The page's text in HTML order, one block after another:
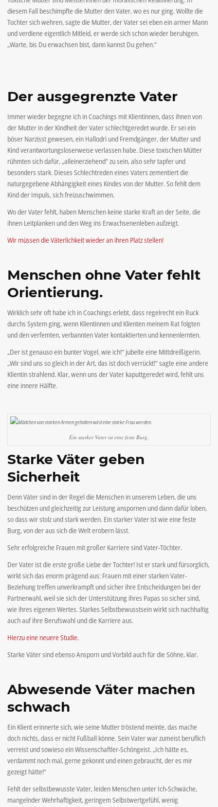
diesem Fall beschimpfte die Mutter den Vater, wo es nur ging. Wollte die
Tochter sich wehren, sagte die Mutter, der Vater sei eben ein armer Mann
und verdiene eigentlich Mitleid, er werde sich schon wieder beruhigen.
„Warte, bis Du erwachsen bist, dann kannst Du gehen.“
Der ausgegrenzte Vater
Immer wieder begegne ich in Coachings mit Klientinnen, dass ihnen von
der Mutter in der Kindheit der Vater schlechtgeredet wurde. Er sei ein
böser Narzisst gewesen, ein Hallodri und Fremdgänger, der Mutter und
Kind verantwortungsloserweise verlassen habe. Diese toxischen Mütter
rühmten sich dafür, „alleinerziehend“ zu sein, also sehr tapfer und
besonders stark. Dieses Schlechtreden eines Vaters zementiert die
naturgegebene Abhängigkeit eines Kindes von der Mutter. So fehlt dem
Kind der Impuls, sich freizuschwimmen.
Wo der Vater fehlt, haben Menschen keine starke Kraft an der Seite, die
ihnen Leitplanken und den Weg ins Erwachsenenleben aufzeigt.
Wir müssen die Väterlichkeit wieder an ihren Platz stellen!
Menschen ohne Vater fehlt
Orientierung.
Wirklich sehr oft habe ich in Coachings erlebt, dass regelrecht ein Ruck
durchs System ging, wenn Klientinnen und Klienten meinem Rat folgten
und den verfemten, verbannten Vater kontaktierten und kennenlernten.
„Der ist genauso ein bunter Vogel, wie ich!“ jubelte eine Mittdreißigerin.
„Wir sind uns so gleich in der Art, das ist doch verrückt!“ sagte eine andere
Klientin strahlend. Klar, wenn uns der Vater kaputtgeredet wird, fehlt uns
eine innere Hälfte.
Ein starker Vater ist eine feste Burg.
Starke Väter geben
Sicherheit
Denn Väter sind in der Regel die Menschen in unserem Leben, die uns
beschützen und gleichzeitig zur Leistung anspornen und dann dafür loben,
so dass wir stolz und stark werden. Ein starker Vater ist wie eine feste
Burg, von der aus sich die Welt erobern lässt.
Sehr erfolgreiche Frauen mit großer Karriere sind Vater-Töchter.
Der Vater ist die erste große Liebe der Tochter! Ist er stark und fürsorglich,
wirkt sich das enorm prägend aus: Frauen mit einer starken Vater-
Beziehung treffen unverkrampft und sicher ihre Entscheidungen bei der
Partnerwahl, weil sie sich der Unterstützung ihres Papas so sicher sind,
wie ihres eigenen Wertes. Starkes Selbstbewusstsein wirkt sich nachhaltig
auch auf ihre Berufswahl und die Karriere aus.
Hierzu eine neuere Studie.
Starke Väter sind ebenso Ansporn und Vorbild auch für die Söhne, klar.
Abwesende Väter machen
schwach
Ein Klient erinnerte sich, wie seine Mutter tröstend meinte, das mache
doch nichts, dass er nicht Fußball könne. Sein Vater war zumeist beruflich
verreist und sowieso ein Wissenschaftler-Schöngeist. „Ich hätte es,
verdammt noch mal, gerne gekonnt und einen gebraucht, der es mir
gezeigt hätte!“
Fehlt der selbstbewusste Vater, leiden Menschen unter Ich-Schwäche,
mangelnder Wehrhaftigkeit, geringem Selbstwertgefühl, wenig